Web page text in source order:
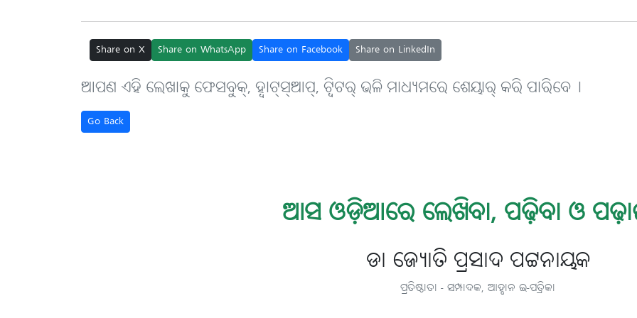
Share on X Share on WhatsApp Share on Facebook Share on LinkedIn
ଆପଣ ଏହି ଲେଖାକୁ ଫେସବୁକ୍, ହ୍ବାଟ୍‌ସ୍‌ଆପ୍, ଟ୍ବିଟର୍ ଭଳି ମାଧ୍ୟମରେ ଶେୟାର୍ କରି ପାରିବେ୤
Go Back
ଆସ ଓଡ଼ିଆରେ ଲେଖିବା, ପଢ଼ିବା ଓ
ଡା ଜ୍ୟୋତି ପ୍ରସାଦ ପଟ୍ଟନାୟକ
ପ୍ରତିଷ୍ଠାତା - ସମ୍ପାଦକ, ଆହ୍ବାନ ଇ-ପତ୍ରିକା